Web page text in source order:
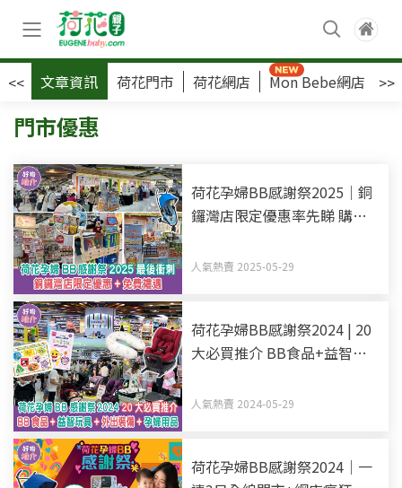
<< 文章資訊 荷花門市 荷花網店 Mon Bebe網店 >>
門市優惠
荷花孕婦BB感謝祭2025｜銅
鑼灣店限定優惠率先睇 購物
人氣熱賣 2025-05-29
荷花孕婦BB感謝祭2024 | 20
大必買推介 BB食品+益智玩
勁減
人氣熱賣 2024-05-29
荷花孕婦BB感謝祭2024｜一